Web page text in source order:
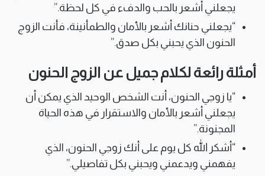
يجعلني أشعر بالحب والدفء في كل لحظة.”
“يجعلني حنانك أشعر بالأمان والطمأنينة، فأنت الزوج
الحنون الذي يحبني بكل صدق.”
أمثلة رائعة لكلام جميل عن الزوج الحنون
“يا زوجي الحنون، أنت الشخص الوحيد الذي يمكن أن
يجعلني أشعر بالأمان والاستقرار في هذه الحياة
المجنونة.”
“أشكر الله كل يوم على أنك زوجي الحنون، الذي
يفهمني ويدعمني ويحبني بكل تفاصيلي.”